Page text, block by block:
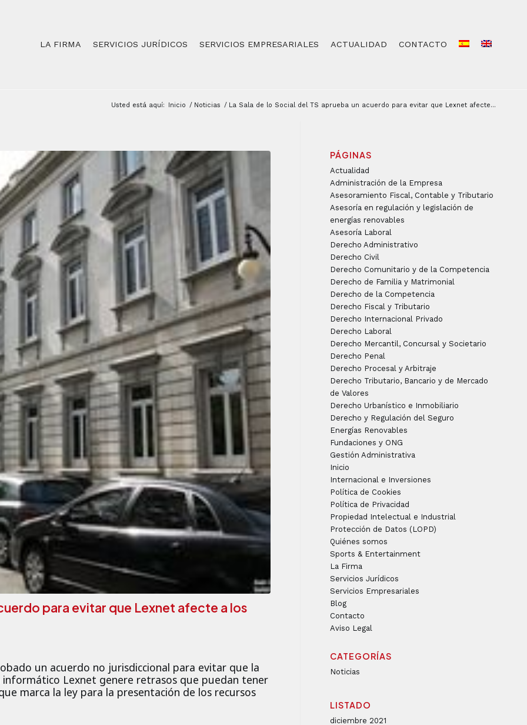
LA FIRMA SERVICIOS JURÍDICOS SERVICIOS EMPRESARIALES ACTUALIDAD CONTACTO
Usted está aquí: Inicio / Noticias / La Sala de lo Social del TS aprueba un acuerdo para evitar que Lexnet afecte...
para evitar que Lexnet afecte a los
un acuerdo no jurisdiccional para evitar que la
informático Lexnet genere retrasos que puedan tener
marca la ley para la presentación de los recursos
PÁGINAS
Actualidad
Administración de la Empresa
Asesoramiento Fiscal, Contable y Tributario
Asesoría en regulación y legislación de
energías renovables
Asesoría Laboral
Derecho Administrativo
Derecho Civil
Derecho Comunitario y de la Competencia
Derecho de Familia y Matrimonial
Derecho de la Competencia
Derecho Fiscal y Tributario
Derecho Internacional Privado
Derecho Laboral
Derecho Mercantil, Concursal y Societario
Derecho Penal
Derecho Procesal y Arbitraje
Derecho Tributario, Bancario y de Mercado
de Valores
Derecho Urbanístico e Inmobiliario
Derecho y Regulación del Seguro
Energías Renovables
Fundaciones y ONG
Gestión Administrativa
Inicio
Internacional e Inversiones
Política de Cookies
Política de Privacidad
Propiedad Intelectual e Industrial
Protección de Datos (LOPD)
Quiénes somos
Sports & Entertainment
La Firma
Servicios Jurídicos
Servicios Empresariales
Blog
Contacto
Aviso Legal
CATEGORÍAS
Noticias
LISTADO
diciembre 2021